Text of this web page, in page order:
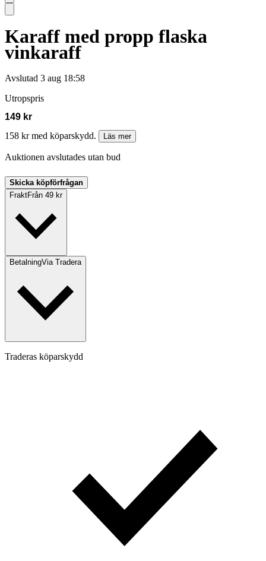
Karaff med propp flaska
vinkaraff
Avslutad 3 aug 18:58
Utropspris
149 kr
158 kr med köparskydd.
Läs mer
Auktionen avslutades utan bud
Skicka köpförfrågan
FraktFrån 49 kr
BetalningVia Tradera
Traderas köparskydd